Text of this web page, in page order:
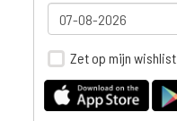
Zet op mijn wishlist